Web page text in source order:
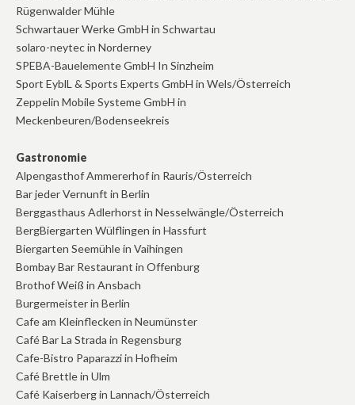
Rügenwalder Mühle
Schwartauer Werke GmbH in Schwartau
solaro-neytec in Norderney
SPEBA-Bauelemente GmbH In Sinzheim
Sport EyblL & Sports Experts GmbH in Wels/Österreich
Zeppelin Mobile Systeme GmbH in
Meckenbeuren/Bodenseekreis
Gastronomie
Alpengasthof Ammererhof in Rauris/Österreich
Bar jeder Vernunft in Berlin
Berggasthaus Adlerhorst in Nesselwängle/Österreich
BergBiergarten Wülflingen in Hassfurt
Biergarten Seemühle in Vaihingen
Bombay Bar Restaurant in Offenburg
Brothof Weiß in Ansbach
Burgermeister in Berlin
Cafe am Kleinflecken in Neumünster
Café Bar La Strada in Regensburg
Cafe-Bistro Paparazzi in Hofheim
Café Brettle in Ulm
Café Kaiserberg in Lannach/Österreich